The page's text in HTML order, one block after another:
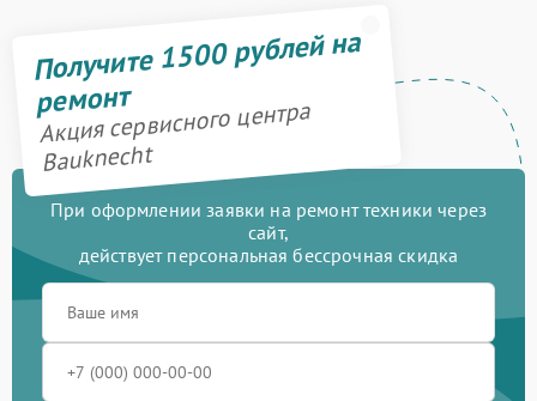
Получите 1500 рублей на
ремонт
Акция сервисного центра
Bauknecht
При оформлении заявки на ремонт техники через
сайт,
действует персональная бессрочная скидка